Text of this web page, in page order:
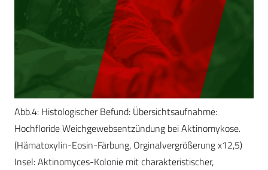
Abb.4: Histologischer Befund: Übersichtsaufnahme:
Hochfloride Weichgewebsentzündung bei Aktinomykose.
(Hämatoxylin-Eosin-Färbung, Orginalvergrößerung x12,5)
Insel: Aktinomyces-Kolonie mit charakteristischer,